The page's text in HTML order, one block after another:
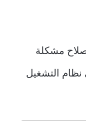
مشكلة
التشغيل